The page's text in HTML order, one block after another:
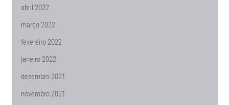
abril 2022
março 2022
fevereiro 2022
janeiro 2022
dezembro 2021
novembro 2021